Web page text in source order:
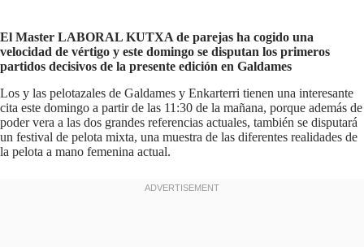
El Master LABORAL KUTXA de parejas ha cogido una
velocidad de vértigo y este domingo se disputan los primeros
partidos decisivos de la presente edición en Galdames
Los y las pelotazales de Galdames y Enkarterri tienen una interesante
cita este domingo a partir de las 11:30 de la mañana, porque además de
poder vera a las dos grandes referencias actuales, también se disputará
un festival de pelota mixta, una muestra de las diferentes realidades de
la pelota a mano femenina actual.